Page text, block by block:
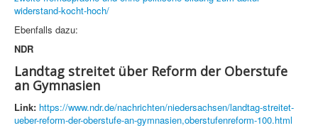
widerstand-kocht-hoch/
Ebenfalls dazu:
NDR
Landtag streitet über Reform der Oberstufe
an Gymnasien
Link: https://www.ndr.de/nachrichten/niedersachsen/landtag-streitet-
ueber-reform-der-oberstufe-an-gymnasien,oberstufenreform-100.html